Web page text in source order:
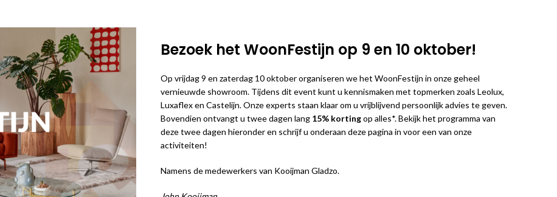
Bezoek het WoonFestijn op 9 en 10 oktober!
Op vrijdag 9 en zaterdag 10 oktober organiseren we het WoonFestijn in onze geheel
vernieuwde showroom. Tijdens dit event kunt u kennismaken met topmerken zoals Leolux,
Luxaflex en Castelijn. Onze experts staan klaar om u vrijblijvend persoonlijk advies te geven.
Bovendien ontvangt u twee dagen lang 15% kortingop alles*. Bekijk het programma van
deze twee dagen hieronder en schrijf u onderaan deze pagina in voor een van onze
activiteiten!
Namens de medewerkers van Kooijman Gladzo.